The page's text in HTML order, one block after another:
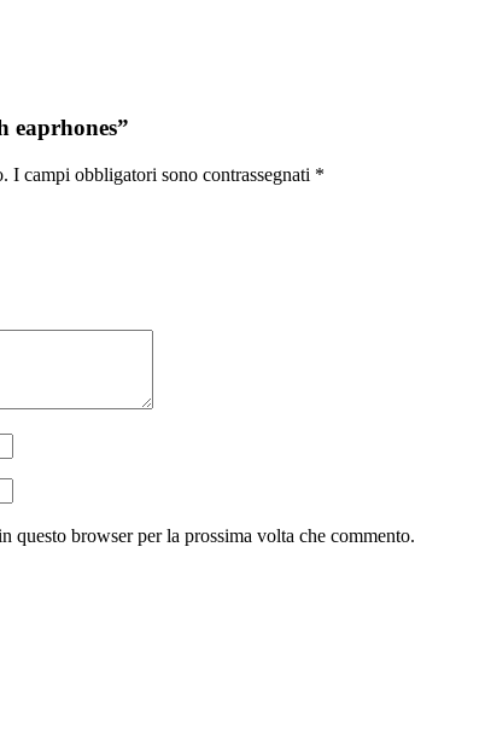
eaprhones”
I campi obbligatori sono contrassegnati *
questo browser per la prossima volta che commento.